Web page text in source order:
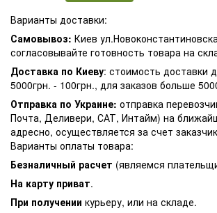
Варианты доставки:
Самовывоз: Киев
согласовывайте готовность товара на
Доставка по Киеву: стоимость доставки
5000грн. - 100грн., для заказов больше
Отправка по Украине: отправка
Почта, Деливери, САТ, Интайм) на
адресно, осуществляется за счет
Варианты оплаты товара:
Безналичный расчет (являемся
На карту приват.
При получении курьеру, или на складе.